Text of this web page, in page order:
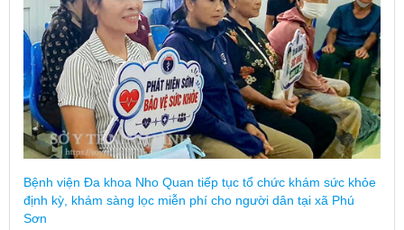
Bệnh viện Đa khoa Nho Quan tiếp tục tổ chức khám sức khỏe
định kỳ, khám sàng lọc miễn phí cho người dân tại xã Phú
Sơn